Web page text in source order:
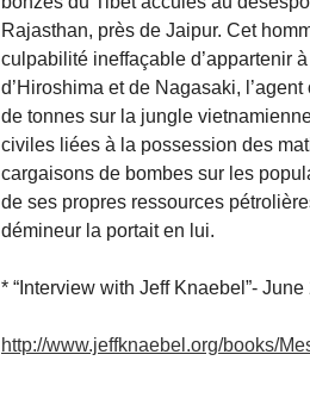
Rajasthan, près de Jaipur. Cet
culpabilité ineffaçable d’appartenir
d’Hiroshima et de Nagasaki,
de tonnes sur la jungle
civiles liées à la possession des
cargaisons de bombes sur les
de ses propres ressources
démineur la portait en lui.
* “Interview with Jeff Knaebel”-
http://www.jeffknaebel.org/books/